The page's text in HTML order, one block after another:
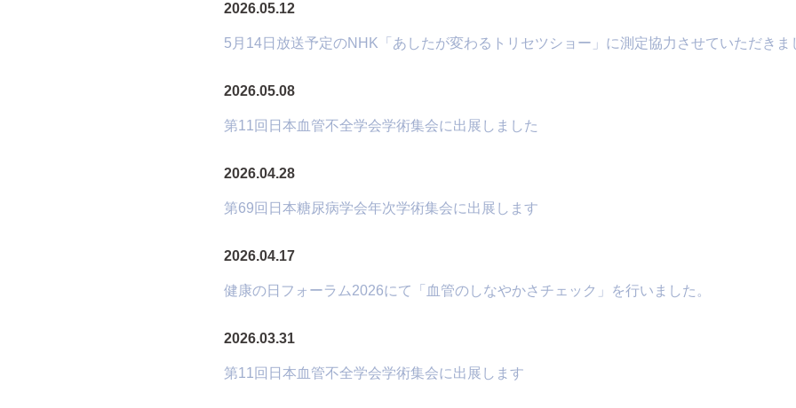
2026.05.12
5月14日放送予定のNHK「あしたが変わるトリセツショー」に測定協力させていただきま
2026.05.08
第11回日本血管不全学会学術集会に出展しました
2026.04.28
第69回日本糖尿病学会年次学術集会に出展します
2026.04.17
健康の日フォーラム2026にて「血管のしなやかさチェック」を行いました。
2026.03.31
第11回日本血管不全学会学術集会に出展します